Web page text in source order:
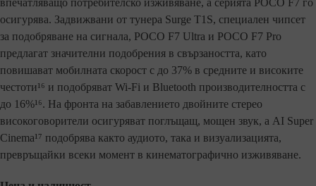
впечатляващо потребителско изживяване, а серията POCO F7 го
осигурява. Задвижвани от тунера Surge T1S, специален чипсет
за подобряване на сигнала, POCO F7 Ultra и POCO F7 Pro
предлагат значителни подобрения в свързаността, като
повишават мобилната скорост с до 37% в средните и високите
честоти¹⁶ и подобряват Wi-Fi и Bluetooth производителността с
до 16%¹⁶. На фронта на забавлението двойните стерео
високоговорители осигуряват поглъщащ, мощен звук, а AI Super
Cinema¹⁷ подобрява както аудиото, така и визуализацията,
превръщайки всеки момент в кинематографично изживяване.